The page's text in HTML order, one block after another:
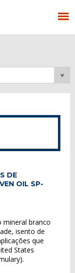
DE
OIL SP-
mineral branco
isento de
que
States